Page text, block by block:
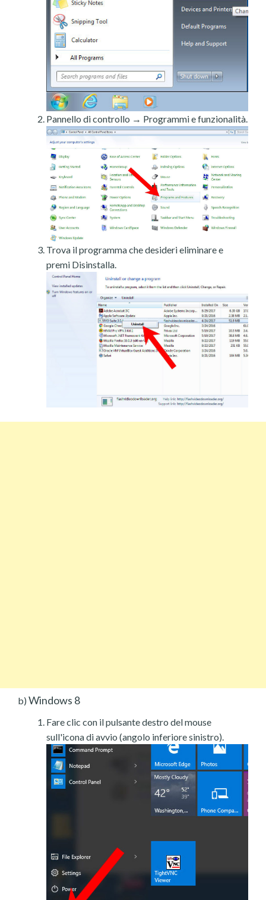
Pannello di controllo → Programmi e funzionalità.
Trova il programma che desideri eliminare e
premi Disinstalla.
b) Windows 8
Fare clic con il pulsante destro del mouse
sull'icona di avvio (angolo inferiore sinistro).